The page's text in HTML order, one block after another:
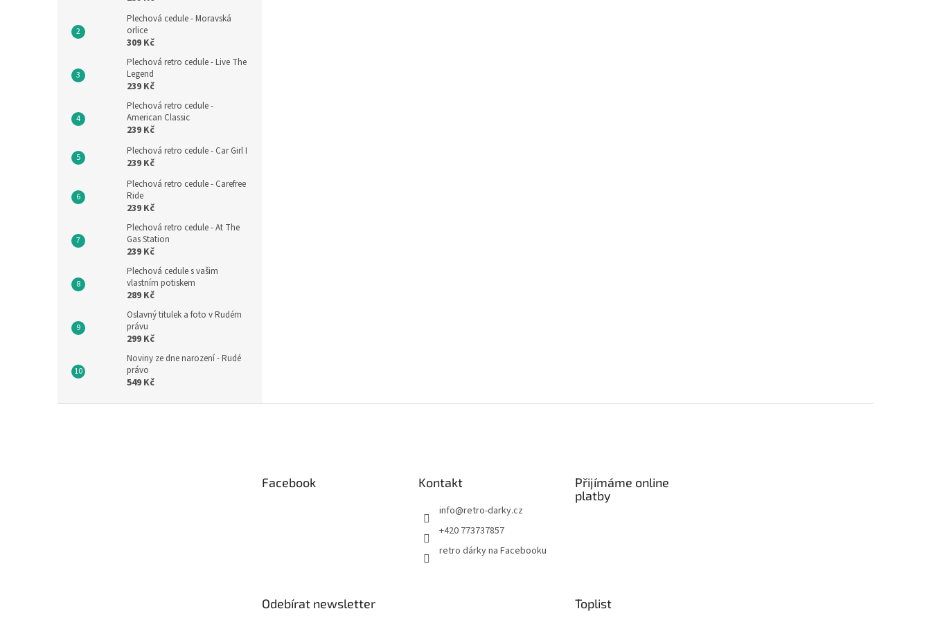
Plechová cedule - Moravská
orlice
309 Kč
Plechová retro cedule - Live The
Legend
239 Kč
Plechová retro cedule -
American Classic
239 Kč
Plechová retro cedule - Car Girl I
239 Kč
Plechová retro cedule - Carefree
Ride
239 Kč
Plechová retro cedule - At The
Gas Station
239 Kč
Plechová cedule s vašim
vlastním potiskem
289 Kč
Oslavný titulek a foto v Rudém
právu
299 Kč
Noviny ze dne narození - Rudé
právo
549 Kč
Facebook Kontakt
info@retro-darky.cz
+420 773737857
retro dárky na Facebooku
Přijímáme online
platby
Odebírat newsletter Toplist